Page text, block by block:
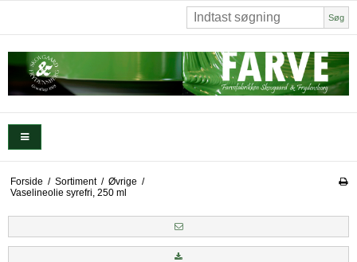
Søg
Forside / Sortiment / Øvrige /
Vaselineolie syrefri, 250 ml